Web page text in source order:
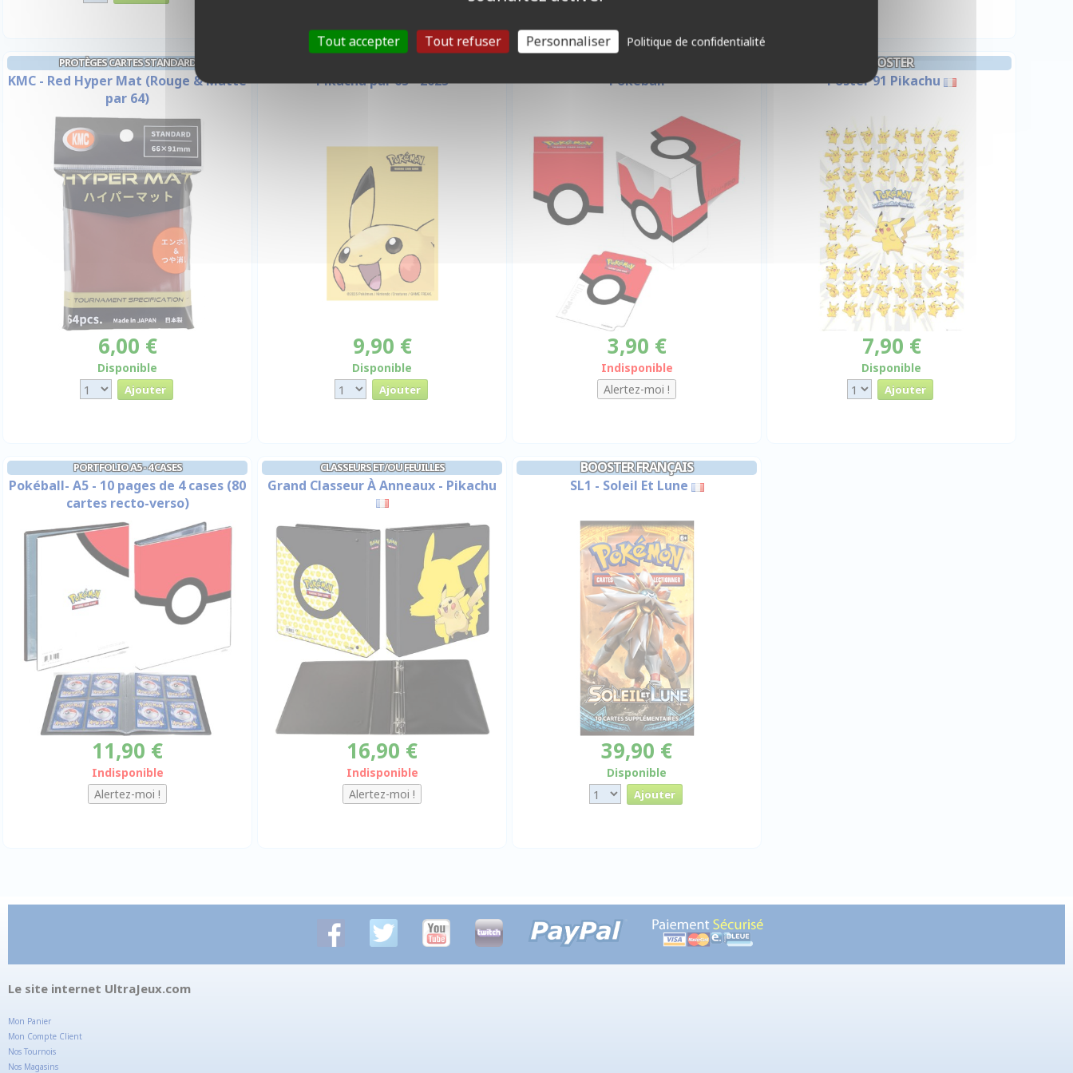
PROTÈGES CARTES STANDARD
KMC - Red Hyper Mat (Rouge & Matte
par 64)
6,00 €
Disponible
Pikachu par 65 - 2025
9,90 €
Disponible
Pokéball
3,90 €
Indisponible
POSTER
Poster 91 Pikachu
7,90 €
Disponible
PORTFOLIO A5 - 4 CASES
Pokéball- A5 - 10 pages de 4 cases (80
cartes recto-verso)
11,90 €
Indisponible
CLASSEURS ET/OU FEUILLES
Grand Classeur À Anneaux - Pikachu
16,90 €
Indisponible
BOOSTER FRANÇAIS
SL1 - Soleil Et Lune
39,90 €
Disponible
Le site internet UltraJeux.com
Mon Panier
Mon Compte Client
Nos Tournois
Nos Magasins
Tout accepter Tout refuser Personnaliser Politique de confidentialité